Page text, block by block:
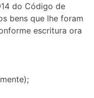
do Código de
bens que lhe foram
escritura ora